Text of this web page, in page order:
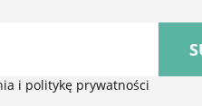
i politykę prywatności